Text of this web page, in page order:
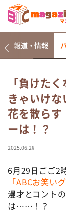
なるみ・
相席食堂
これ余談
～人生密
て真剣です
探偵！ナ
news おか
河合＆
（news お
報道・情報
「負けた
きゃいけ
花を散らす
ーは！？
2025.06.26
6月29日ごご2
「ABCお笑い
漫才とコント
は……！？